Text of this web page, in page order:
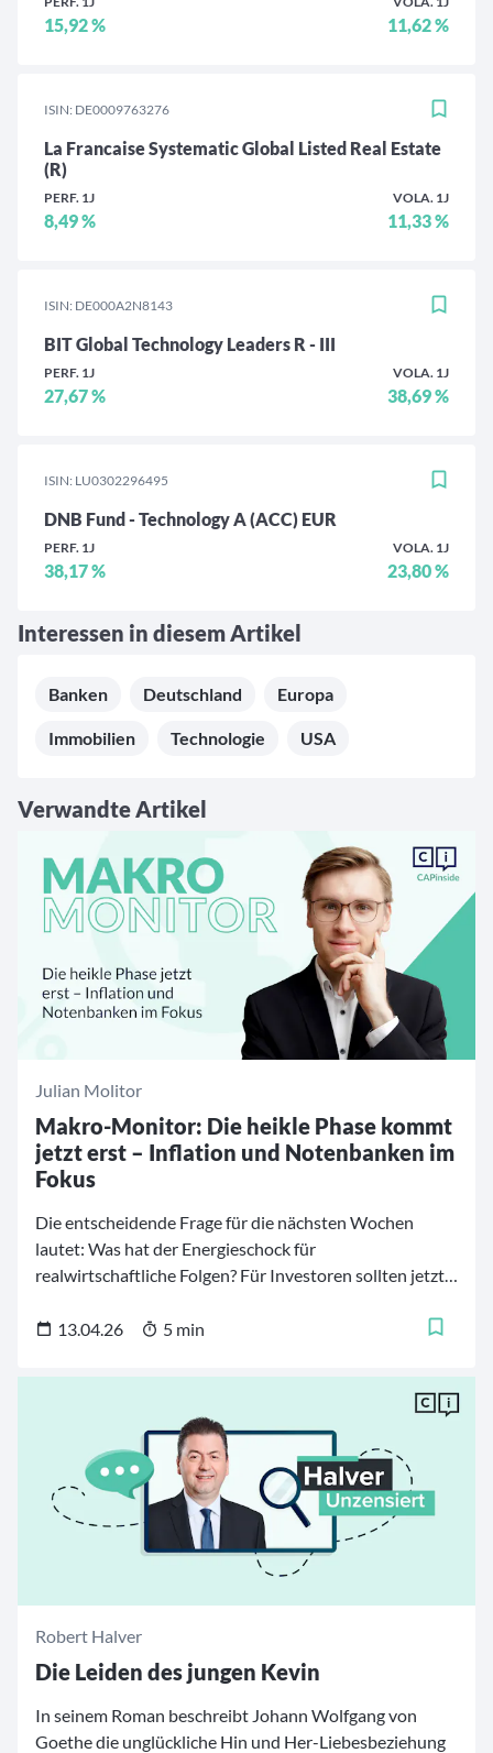
15,92 % 11,62 %
ISIN: DE0009763276
La Francaise Systematic Global Listed Real Estate
(R)
PERF. 1J
8,49 %
VOLA. 1J
11,33 %
ISIN: DE000A2N8143
BIT Global Technology Leaders R - III
PERF. 1J
27,67 %
VOLA. 1J
38,69 %
ISIN: LU0302296495
DNB Fund - Technology A (ACC) EUR
PERF. 1J
38,17 %
VOLA. 1J
23,80 %
Interessen in diesem Artikel
Banken Deutschland Europa
Immobilien Technologie USA
Verwandte Artikel
Julian Molitor
Makro-Monitor: Die heikle Phase kommt
jetzt erst – Inflation und Notenbanken im
Fokus
Die entscheidende Frage für die nächsten Wochen
lautet: Was hat der Energieschock für
realwirtschaftliche Folgen? Für Investoren sollten jetzt
die aktuellen Schlagzeilen. Warum Europa und
verletzlicher sind, als viele Kurse derzeit signalisieren.
13.04.26 5 min
Robert Halver
Die Leiden des jungen Kevin
In seinem Roman beschreibt Johann Wolfgang von
Goethe die unglückliche Hin und Her-Liebesbeziehung